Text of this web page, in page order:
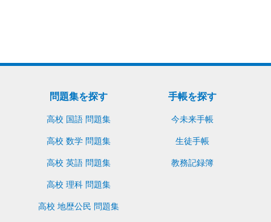
問題集を探す
高校 国語 問題集
高校 数学 問題集
高校 英語 問題集
高校 理科 問題集
高校 地歴公民 問題集
手帳を探す
今未来手帳
生徒手帳
教務記録簿